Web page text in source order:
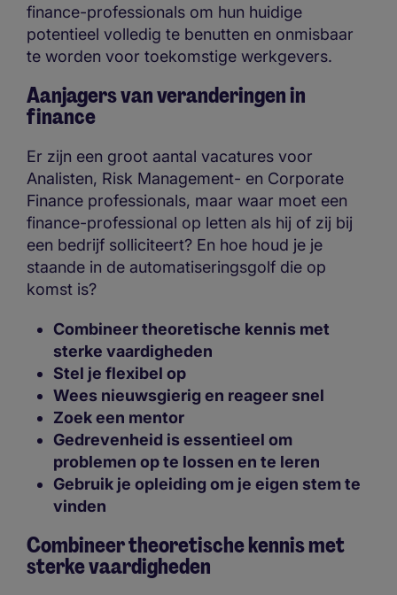
finance-professionals om hun huidige
potentieel volledig te benutten en onmisbaar
te worden voor toekomstige werkgevers.
Aanjagers van veranderingen in
finance
Er zijn een groot aantal vacatures voor
Analisten, Risk Management- en Corporate
Finance professionals, maar waar moet een
finance-professional op letten als hij of zij bij
een bedrijf solliciteert? En hoe houd je je
staande in de automatiseringsgolf die op
komst is?
Combineer theoretische kennis met
sterke vaardigheden
Stel je flexibel op
Wees nieuwsgierig en reageer snel
Zoek een mentor
Gedrevenheid is essentieel om
problemen op te lossen en te leren
Gebruik je opleiding om je eigen stem te
vinden
Combineer theoretische kennis met
sterke vaardigheden